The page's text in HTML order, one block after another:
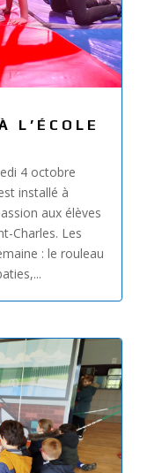
L’ÉCOLE
4 octobre
installé à
aux élèves
Charles. Les
: le rouleau